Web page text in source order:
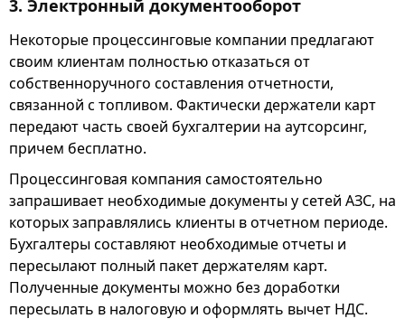
3. Электронный документооборот
Некоторые процессинговые компании предлагают
своим клиентам полностью отказаться от
собственноручного составления отчетности,
связанной с топливом. Фактически держатели карт
передают часть своей бухгалтерии на аутсорсинг,
причем бесплатно.
Процессинговая компания самостоятельно
запрашивает необходимые документы у сетей АЗС, на
которых заправлялись клиенты в отчетном периоде.
Бухгалтеры составляют необходимые отчеты и
пересылают полный пакет держателям карт.
Полученные документы можно без доработки
пересылать в налоговую и оформлять вычет НДС.